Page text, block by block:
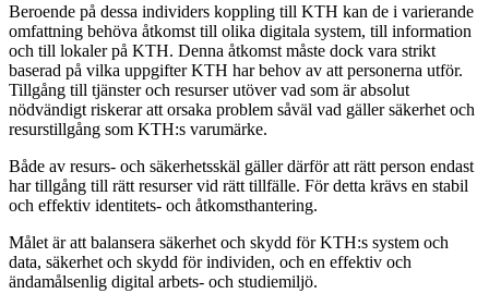
Beroende på dessa individers koppling till KTH kan de i varierande
omfattning behöva åtkomst till olika digitala system, till information
och till lokaler på KTH. Denna åtkomst måste dock vara strikt
baserad på vilka uppgifter KTH har behov av att personerna utför.
Tillgång till tjänster och resurser utöver vad som är absolut
nödvändigt riskerar att orsaka problem såväl vad gäller säkerhet och
resurstillgång som KTH:s varumärke.
Både av resurs- och säkerhetsskäl gäller därför att rätt person endast
har tillgång till rätt resurser vid rätt tillfälle. För detta krävs en stabil
och effektiv identitets- och åtkomsthantering.
Målet är att balansera säkerhet och skydd för KTH:s system och
data, säkerhet och skydd för individen, och en effektiv och
ändamålsenlig digital arbets- och studiemiljö.